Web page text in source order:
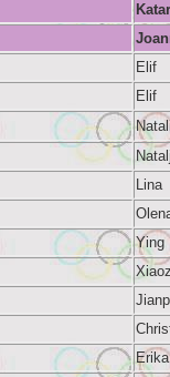
Elif
Elif
Lina
Ying